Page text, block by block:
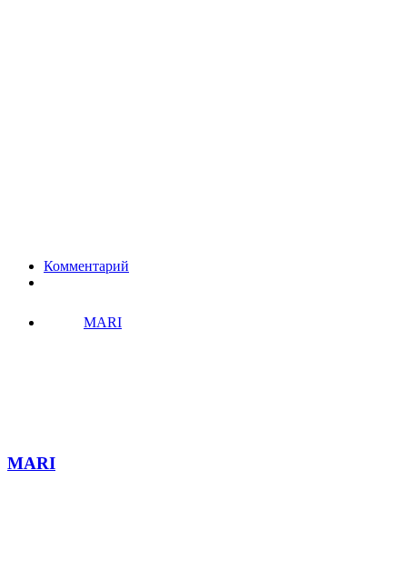
Комментарий
MARI
MARI